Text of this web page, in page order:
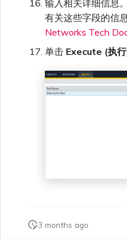
输入相关详细信息。
有关这些字段的信
Networks Tech
单击 Execute (执
3 months ago